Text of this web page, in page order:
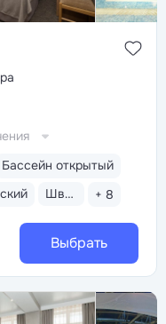
Бассейн открытый
Шведский стол + 8
Выбрать